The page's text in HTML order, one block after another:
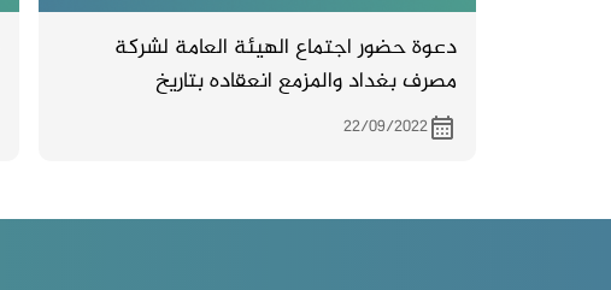
دعوة حضور اجتماع الهيئة العامة لشركة
مصرف بغداد والمزمع انعقاده بتاريخ
11/10/2022 في اربيل – فندق اربيل الدولي
22/09/2022